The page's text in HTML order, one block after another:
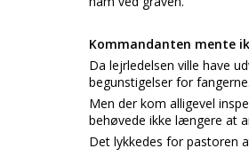
Kommandanten mente
Da lejrledelsen ville have
begunstigelser for
Men der kom alligevel
behøvede ikke længere at
Det lykkedes for pastoren